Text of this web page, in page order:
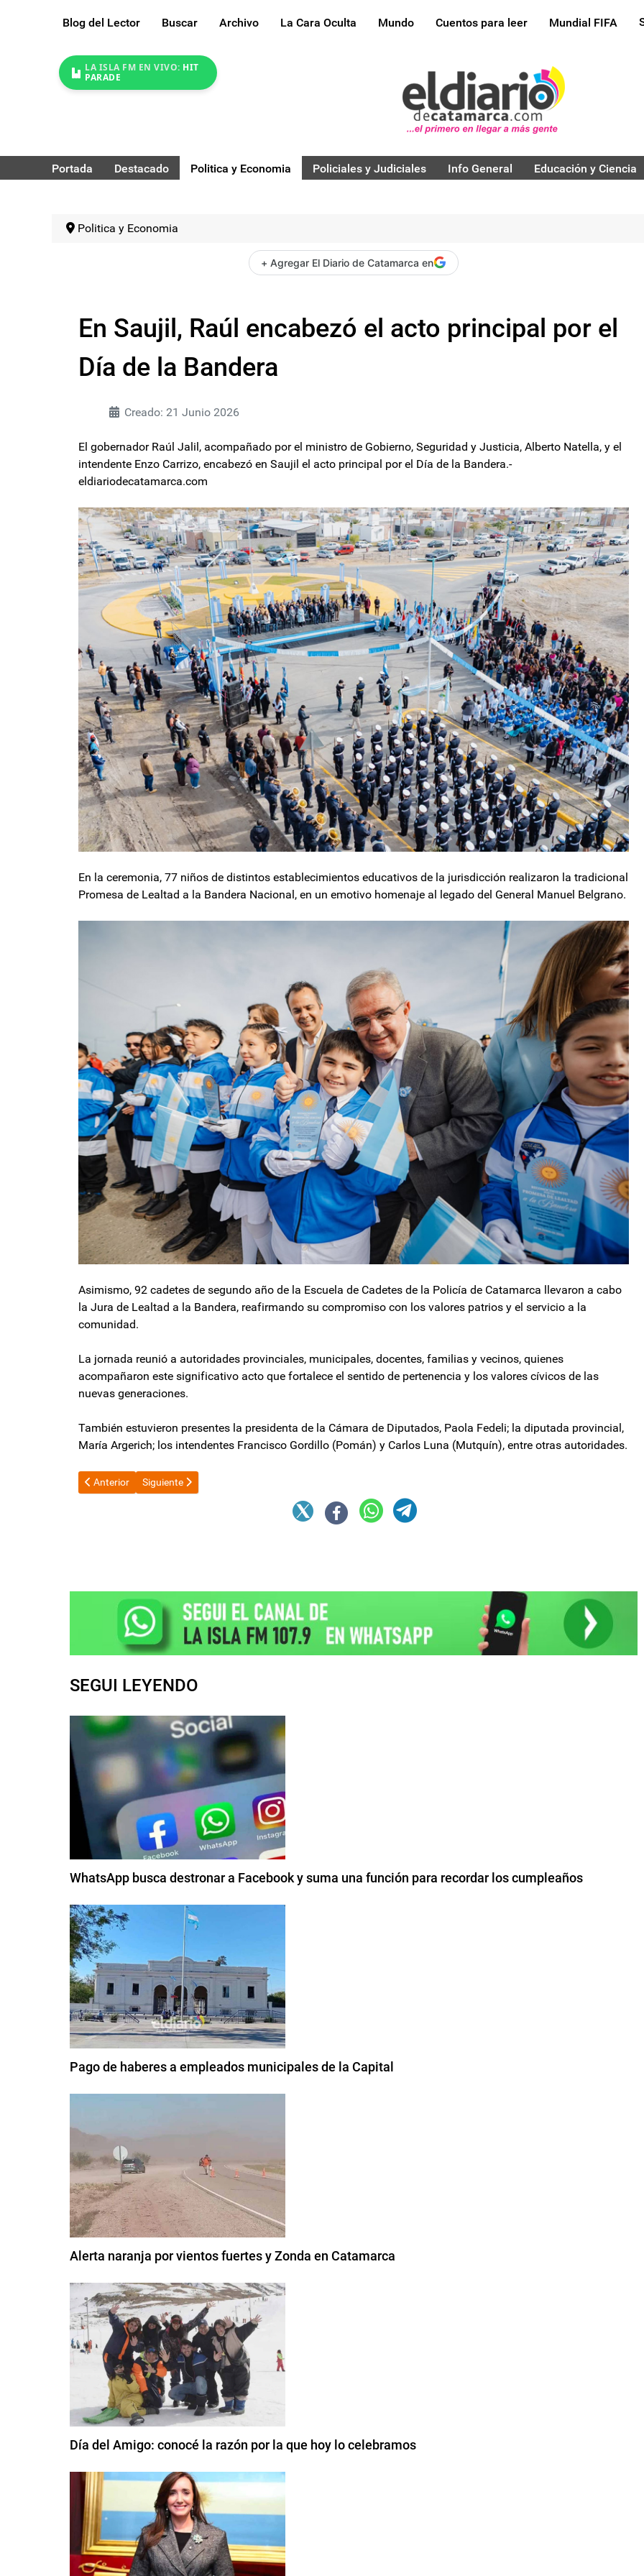
Blog del Lector Buscar Archivo La Cara Oculta Mundo Cuentos para leer Mundial FIFA
LA ISLA FM EN VIVO: HIT
PARADE
Portada Destacado Politica y Economia Policiales y Judiciales Info General Educación y Ciencia
Politica y Economia
+ Agregar El Diario de Catamarca en
En Saujil, Raúl encabezó el acto principal por el
Día de la Bandera
Creado: 21 Junio 2026
El gobernador Raúl Jalil, acompañado por el ministro de Gobierno, Seguridad y Justicia, Alberto Natella, y el
intendente Enzo Carrizo, encabezó en Saujil el acto principal por el Día de la Bandera.-
eldiariodecatamarca.com
En la ceremonia, 77 niños de distintos establecimientos educativos de la jurisdicción realizaron la tradicional
Promesa de Lealtad a la Bandera Nacional, en un emotivo homenaje al legado del General Manuel Belgrano.
Asimismo, 92 cadetes de segundo año de la Escuela de Cadetes de la Policía de Catamarca llevaron a cabo
la Jura de Lealtad a la Bandera, reafirmando su compromiso con los valores patrios y el servicio a la
comunidad.
La jornada reunió a autoridades provinciales, municipales, docentes, familias y vecinos, quienes
acompañaron este significativo acto que fortalece el sentido de pertenencia y los valores cívicos de las
nuevas generaciones.
También estuvieron presentes la presidenta de la Cámara de Diputados, Paola Fedeli; la diputada provincial,
María Argerich; los intendentes Francisco Gordillo (Pomán) y Carlos Luna (Mutquín), entre otras autoridades.
Artículo anterior: Victoria Villarruel disparó contra Javier Milei y Adorni: "Nadie más peleado con los valores de Belgrano"
Anterior Artículo siguiente: Mora récord: una por una, todas las provincias que lanzaron programas para desendeudar a
Siguiente
SEGUI LEYENDO
WhatsApp busca destronar a Facebook y suma una función para recordar los cumpleaños
Pago de haberes a empleados municipales de la Capital
Alerta naranja por vientos fuertes y Zonda en Catamarca
Día del Amigo: conocé la razón por la que hoy lo celebramos